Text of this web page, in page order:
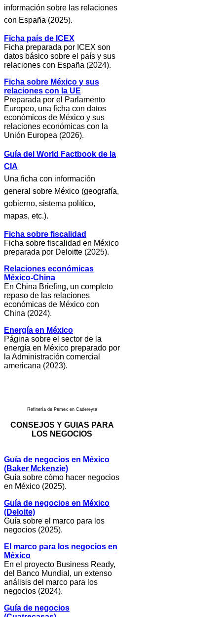
información sobre las relaciones
con España (2025).
Ficha país de ICEX
Ficha preparada por ICEX son
datos básico sobre el país y sus
relaciones con España (2024).
Ficha sobre México y sus
relaciones con la UE
Preparada por el Parlamento
Europeo, una ficha con datos
económicos de México y sus
relaciones económicas con la
Unión Europea (2026).
Guía del World Factbook de la
CIA
Una ficha con información
general sobre México (geografía,
gobierno, sistema político,
mapas, etc.).
Ficha sobre fiscalidad
Ficha sobre fiscalidad en México
preparada por Deloitte (2025).
Relaciones económicas
México-China
En China Briefing, un completo
repaso de las relaciones
económicas de México con
China (2024).
Energía en México
Página sobre el sector de la
energía en México preparado por
la Administración comercial
americana (2023).
Refinería de Pemex en Cadereyta
CONSEJOS Y GUIAS PARA
LOS NEGOCIOS
Guía de negocios en México
(Baker Mckenzie)
Guía sobre cómo hacer negocios
en México (2025).
Guía de negocios en México
(Deloite)
Guía sobre el marco para los
negocios (2025).
El marco para los negocios en
México
En el proyecto Business Ready,
del Banco Mundial, un extenso
análisis del marco para los
negocios (2024).
Guía de negocios